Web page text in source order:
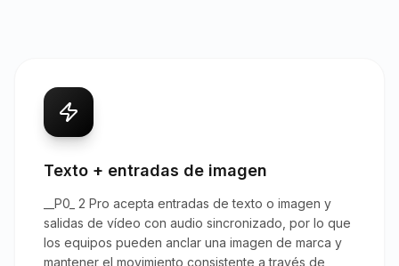
Texto + entradas de imagen
__P0_ 2 Pro acepta entradas de texto o imagen y
salidas de vídeo con audio sincronizado, por lo que
los equipos pueden anclar una imagen de marca y
mantener el movimiento consistente a través de